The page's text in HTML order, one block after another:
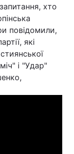
хто
повідомили,
які
і "Удар"